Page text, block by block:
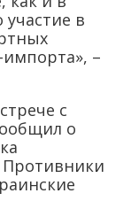
в
–
с
о
Противники